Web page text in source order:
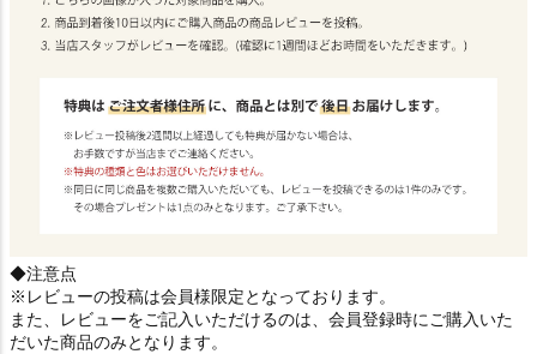
◆注意点
※レビューの投稿は会員様限定となっております。
また、レビューをご記入いただけるのは、会員登録時にご購入いた
だいた商品のみとなります。